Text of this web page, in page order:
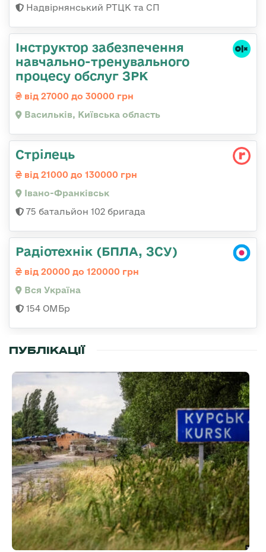
Надвірнянський РТЦК та СП
Інструктор забезпечення
навчально-тренувального
процесу обслуг ЗРК
від 27000 до 30000 грн
Васильків, Київська область
Стрілець
від 21000 до 130000 грн
Івано-Франківськ
75 батальйон 102 бригада
Радіотехнік (БПЛА, ЗСУ)
від 20000 до 120000 грн
Вся Україна
154 ОМБр
ПУБЛІКАЦІЇ